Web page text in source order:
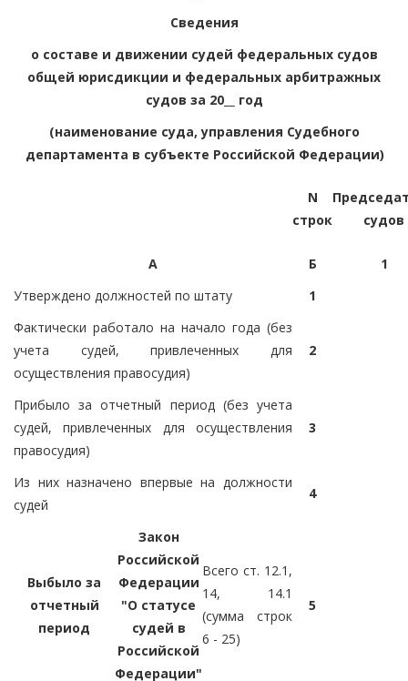
Сведения
о составе и движении судей федеральных судов
общей юрисдикции и федеральных арбитражных
судов за 20__ год
(наименование суда, управления Судебного
департамента в субъекте Российской Федерации)
N
строк
судов
А Б
1
Утверждено должностей по штату
1
Фактически работало на начало года (без
учета судей, привлеченных для
осуществления правосудия)
2
Прибыло за отчетный период (без учета
судей, привлеченных для осуществления
правосудия)
3
Из них назначено впервые на должности
судей
4
Выбыло за
отчетный
период
Закон
Российской
Федерации
"О статусе
судей в
Российской
Федерации"
Всего ст. 12.1,
14, 14.1
(сумма строк
6 - 25)
5